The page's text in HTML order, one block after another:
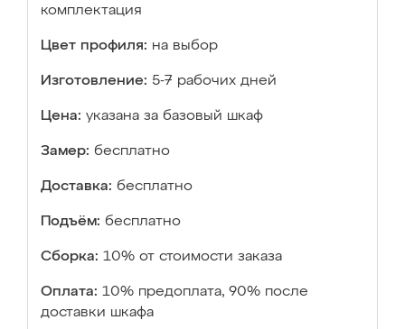
комплектация
Цвет профиля: на выбор
Изготовление: 5-7 рабочих дней
Цена: указана за базовый шкаф
Замер: бесплатно
Доставка: бесплатно
Подъём: бесплатно
Сборка: 10% от стоимости заказа
Оплата: 10% предоплата, 90% после
доставки шкафа